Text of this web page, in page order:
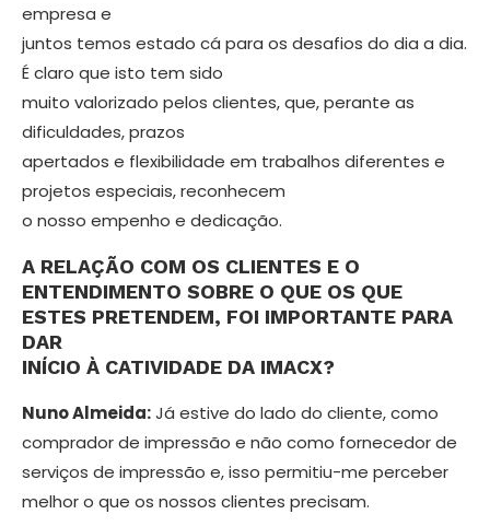
empresa e
juntos temos estado cá para os desafios do dia a dia.
É claro que isto tem sido
muito valorizado pelos clientes, que, perante as
dificuldades, pra­zos
apertados e flexibilidade em trabalhos diferentes e
projetos especiais, reconhe­cem
o nosso empenho e dedicação.
A RELAÇÃO COM OS CLIENTES E O
ENTENDIMENTO SOBRE O QUE OS QUE
ESTES PRETENDEM, FOI IMPOR­TANTE PARA
DAR
INÍCIO À CATIVIDADE DA IMACX?
Nuno Almeida:Já estive do lado do cliente, como
comprador de impressão e não como fornecedor de
serviços de impressão e, isso permitiu-me perceber
melhor o que os nossos clientes precisam.